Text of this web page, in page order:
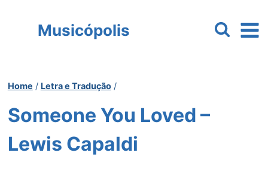
Musicópolis
Home / Letra e Tradução /
Someone You Loved –
Lewis Capaldi